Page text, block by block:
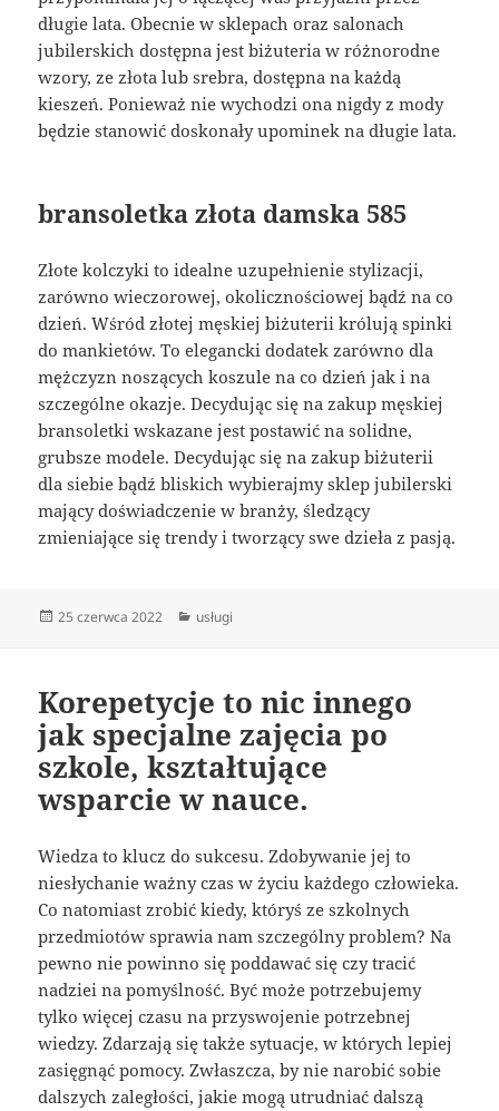
długie lata. Obecnie w sklepach oraz salonach
jubilerskich dostępna jest biżuteria w różnorodne
wzory, ze złota lub srebra, dostępna na każdą
kieszeń. Ponieważ nie wychodzi ona nigdy z mody
będzie stanowić doskonały upominek na długie lata.
bransoletka złota damska 585
Złote kolczyki to idealne uzupełnienie stylizacji,
zarówno wieczorowej, okolicznościowej bądź na co
dzień. Wśród złotej męskiej biżuterii królują spinki
do mankietów. To elegancki dodatek zarówno dla
mężczyzn noszących koszule na co dzień jak i na
szczególne okazje. Decydując się na zakup męskiej
bransoletki wskazane jest postawić na solidne,
grubsze modele. Decydując się na zakup biżuterii
dla siebie bądź bliskich wybierajmy sklep jubilerski
mający doświadczenie w branży, śledzący
zmieniające się trendy i tworzący swe dzieła z pasją.
Data
25 czerwca 2022 Kategorie
usługi
Korepetycje to nic innego
jak specjalne zajęcia po
szkole, kształtujące
wsparcie w nauce.
Wiedza to klucz do sukcesu. Zdobywanie jej to
niesłychanie ważny czas w życiu każdego człowieka.
Co natomiast zrobić kiedy, któryś ze szkolnych
przedmiotów sprawia nam szczególny problem? Na
pewno nie powinno się poddawać się czy tracić
nadziei na pomyślność. Być może potrzebujemy
tylko więcej czasu na przyswojenie potrzebnej
wiedzy. Zdarzają się także sytuacje, w których lepiej
zasięgnąć pomocy. Zwłaszcza, by nie narobić sobie
dalszych zaległości, jakie mogą utrudniać dalszą